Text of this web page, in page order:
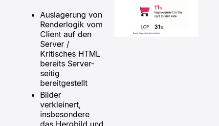
Auslagerung von
Renderlogik vom
Client auf den
Server /
Kritisches HTML
bereits Server-
seitig
bereitgestellt
Bilder
verkleinert,
insbesondere